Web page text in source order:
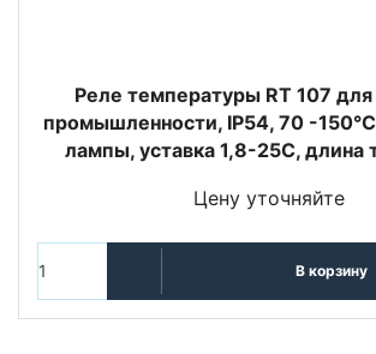
Реле температуры RT 107
промышленности, IP54, 70 -
лампы, уставка 1,8-25С, длина
Цену уточняйте
В корзину